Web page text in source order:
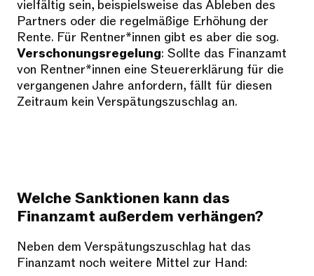
vielfältig sein, beispielsweise das Ableben des
Partners oder die regelmäßige Erhöhung der
Rente. Für Rentner*innen gibt es aber die sog.
Verschonungsregelung: Sollte das Finanzamt
von Rentner*innen eine Steuererklärung für die
vergangenen Jahre anfordern, fällt für diesen
Zeitraum kein Verspätungszuschlag an.
Welche Sanktionen kann das
Finanzamt außerdem verhängen?
Neben dem Verspätungszuschlag hat das
Finanzamt noch weitere Mittel zur Hand: